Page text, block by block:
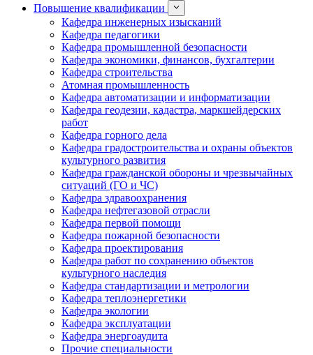
Повышение квалификации
Кафедра инженерных изысканий
Кафедра педагогики
Кафедра промышленной безопасности
Кафедра экономики, финансов, бухгалтерии
Кафедра строительства
Атомная промышленность
Кафедра автоматизации и информатизации
Кафедра геодезии, кадастра, маркшейдерских
работ
Кафедра горного дела
Кафедра градостроительства и охраны объектов
культурного развития
Кафедра гражданской обороны и чрезвычайных
ситуаций (ГО и ЧС)
Кафедра здравоохранения
Кафедра нефтегазовой отрасли
Кафедра первой помощи
Кафедра пожарной безопасности
Кафедра проектирования
Кафедра работ по сохранению объектов
культурного наследия
Кафедра стандартизации и метрологии
Кафедра теплоэнергетики
Кафедра экологии
Кафедра эксплуатации
Кафедра энергоаудита
Прочие специальности